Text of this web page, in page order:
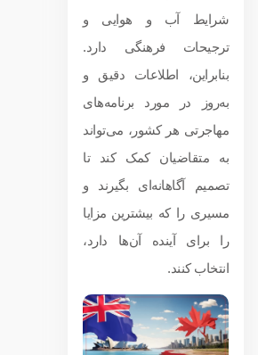
شرایط آب و هوایی و
ترجیحات فرهنگی دارد.
بنابراین، اطلاعات دقیق و
به‌روز در مورد برنامه‌های
مهاجرتی هر کشور، می‌تواند
به متقاضیان کمک کند تا
تصمیم آگاهانه‌ای بگیرند و
مسیری را که بیشترین مزایا
را برای آینده آن‌ها دارد،
انتخاب کنند.